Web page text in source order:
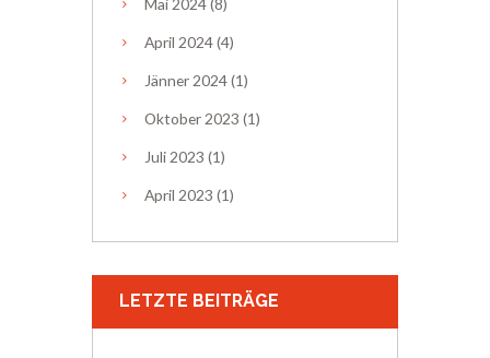
Mai 2024(8)
April 2024(4)
Jänner 2024(1)
Oktober 2023 (1)
Juli 2023 (1)
April 2023 (1)
LETZTE BEITRÄGE